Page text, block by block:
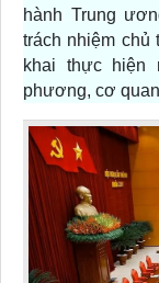
hành Trung
trách nhiệm chủ
khai thực hiện
phương, cơ